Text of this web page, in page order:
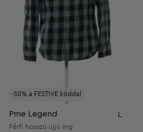
-50% a FESTIVE kóddal
Pme Legend L
Férfi hosszú ujjú ing